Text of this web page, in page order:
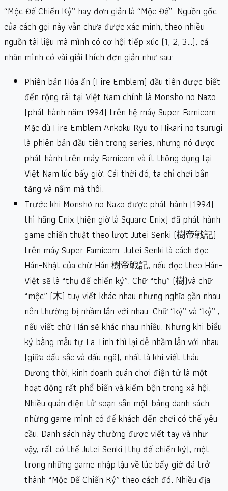
“Mộc Đế Chiến Kỷ” hay đơn giản là “Mộc Đế”. Nguồn gốc
của cách gọi này vẫn chưa được xác minh, theo nhiều
nguồn tài liệu mà mình có cơ hội tiếp xúc (1, 2, 3…), cá
nhân mình có vài giải thích đơn giản như sau:
Phiên bản Hỏa ấn (Fire Emblem) đầu tiên được biết
đến rộng rãi tại Việt Nam chính là Monshō no Nazo
(phát hành năm 1994) trên hệ máy Super Famicom.
Mặc dù Fire Emblem Ankoku Ryū to Hikari no tsurugi
là phiên bản đầu tiên trong series, nhưng nó được
phát hành trên máy Famicom và ít thông dụng tại
Việt Nam lúc bấy giờ. Cái thời đó, ta chỉ chơi bắn
tăng và nấm mà thôi.
Trước khi Monshō no Nazo được phát hành (1994)
thì hãng Enix (hiện giờ là Square Enix) đã phát hành
game chiến thuật theo lượt Jutei Senki (樹帝戦記)
trên máy Super Famicom. Jutei Senki là cách đọc
Hán-Nhật của chữ Hán 樹帝戦記, nếu đọc theo Hán-
Việt sẽ là “thụ đế chiến ký”. Chữ “thụ” (樹)và chữ
“mộc” (木) tuy viết khác nhau nhưng nghĩa gần nhau
nên thường bị nhầm lẫn với nhau. Chữ “ký” và “kỷ” ,
nếu viết chữ Hán sẽ khác nhau nhiều. Nhưng khi biểu
ký bằng mẫu tự La Tinh thì lại dễ nhầm lẫn với nhau
(giữa dấu sắc và dấu ngã), nhất là khi viết tháu.
Đương thời, kinh doanh quán chơi điện tử là một
hoạt động rất phổ biến và kiếm bộn trong xã hội.
Nhiều quán điện tử soạn sẵn một bảng danh sách
những game mình có để khách đến chơi có thể yêu
cầu. Danh sách này thường được viết tay và như
vậy, rất có thể Jutei Senki (thụ đế chiến ký), một
trong những game nhập lậu về lúc bấy giờ đã trở
thành “Mộc Đế Chiến Kỷ” theo cách đó. Nhiều địa